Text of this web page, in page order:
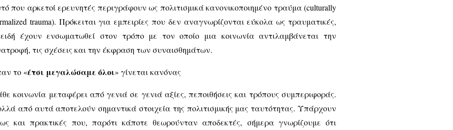
που αρκετοί ερευνητές περιγράφουν ως πολιτισμικά κανονικοποιημένο τραύμα (culturally
trauma). Πρόκειται για εμπειρίες που δεν αναγνωρίζονται εύκολα ως τραυματικές,
έχουν ενσωματωθεί στον τρόπο με τον οποίο μια κοινωνία αντιλαμβάνεται την
τις σχέσεις και την έκφραση των συναισθημάτων.
το «έτσι μεγαλώσαμε όλοι» γίνεται κανόνας
κοινωνία μεταφέρει από γενιά σε γενιά αξίες, πεποιθήσεις και τρόπους συμπεριφοράς.
από αυτά αποτελούν σημαντικά στοιχεία της πολιτισμικής μας ταυτότητας. Υπάρχουν
και πρακτικές που, παρότι κάποτε θεωρούνταν αποδεκτές, σήμερα γνωρίζουμε ότι